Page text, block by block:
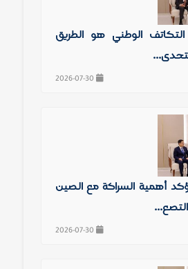
الوطني هو الطريق
أهمية الشراكة مع الصين